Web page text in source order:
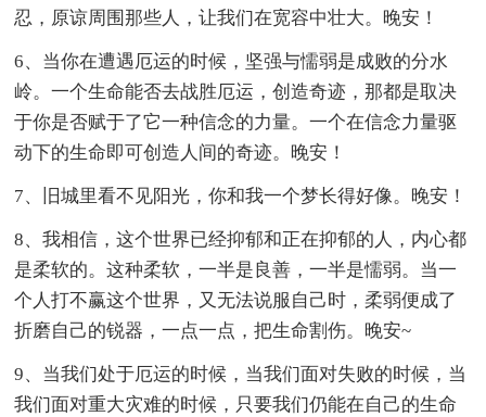
忍，原谅周围那些人，让我们在宽容中壮大。晚安！
6、当你在遭遇厄运的时候，坚强与懦弱是成败的分水
岭。一个生命能否去战胜厄运，创造奇迹，那都是取决
于你是否赋于了它一种信念的力量。一个在信念力量驱
动下的生命即可创造人间的奇迹。晚安！
7、旧城里看不见阳光，你和我一个梦长得好像。晚安！
8、我相信，这个世界已经抑郁和正在抑郁的人，内心都
是柔软的。这种柔软，一半是良善，一半是懦弱。当一
个人打不赢这个世界，又无法说服自己时，柔弱便成了
折磨自己的锐器，一点一点，把生命割伤。晚安~
9、当我们处于厄运的时候，当我们面对失败的时候，当
我们面对重大灾难的时候，只要我们仍能在自己的生命